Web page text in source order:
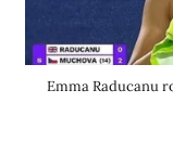
Emma Raducanu